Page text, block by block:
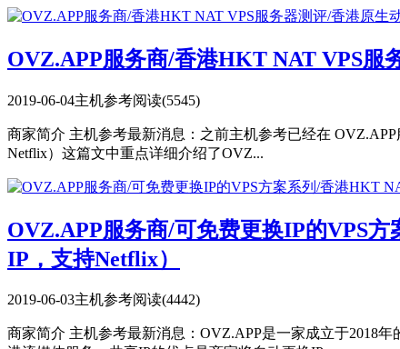
OVZ.APP服务商/香港HKT NAT VPS服
2019-06-04主机参考阅读(5545)
商家简介 主机参考最新消息：之前主机参考已经在
Netflix）这篇文中重点详细介绍了OVZ...
OVZ.APP服务商/可免费更换IP的VPS
IP，支持Netflix）
2019-06-03主机参考阅读(4442)
商家简介 主机参考最新消息：OVZ.APP是一家成立于2018